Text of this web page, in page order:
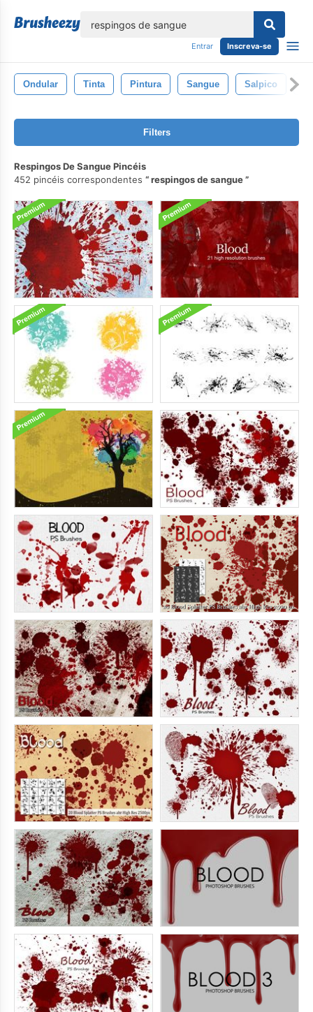
Entrar Inscreva-se
Ondular Tinta Pintura Sangue Salpico
Filters
Respingos De Sangue Pincéis
452 pincéis correspondentes
respingos de sangue